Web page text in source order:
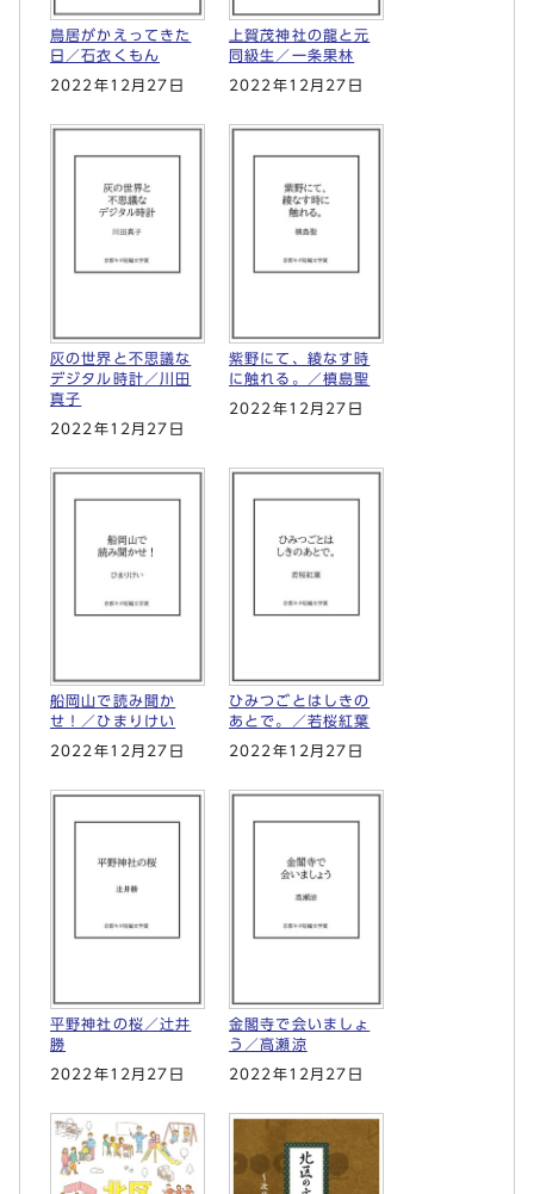
鳥居がかえってきた
日／石衣くもん
2022年12月27日
上賀茂神社の龍と元
同級生／一条果林
2022年12月27日
灰の世界と不思議な
デジタル時計／川田
真子
2022年12月27日
紫野にて、綾なす時
に触れる。／槙島聖
2022年12月27日
船岡山で読み聞か
せ！／ひまりけい
2022年12月27日
ひみつごとはしきの
あとで。／若桜紅葉
2022年12月27日
平野神社の桜／辻井
勝
2022年12月27日
金閣寺で会いましょ
う／高瀬涼
2022年12月27日